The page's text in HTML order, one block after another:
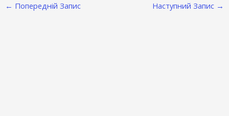
← Попередній Запис Наступний Запис →